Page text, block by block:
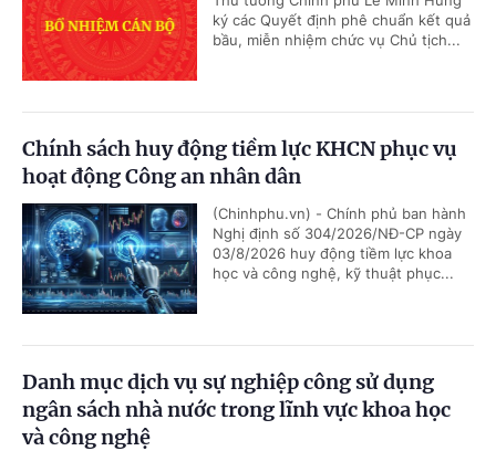
ký các Quyết định phê chuẩn kết quả
bầu, miễn nhiệm chức vụ Chủ tịch...
Chính sách huy động tiềm lực KHCN phục vụ
hoạt động Công an nhân dân
(Chinhphu.vn) - Chính phủ ban hành
Nghị định số 304/2026/NĐ-CP ngày
03/8/2026 huy động tiềm lực khoa
học và công nghệ, kỹ thuật phục...
Danh mục dịch vụ sự nghiệp công sử dụng
ngân sách nhà nước trong lĩnh vực khoa học
và công nghệ